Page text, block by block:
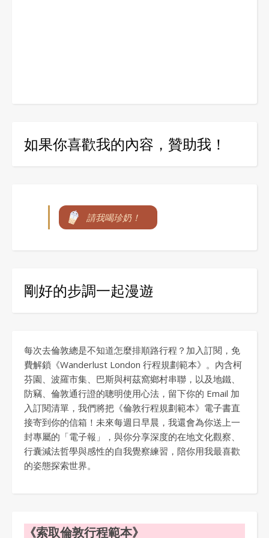
如果你喜歡我的內容，贊助我！
請我喝珍奶！
剛好的步調一起漫遊
每次去倫敦總是不知道怎麼排順路行程？加入訂閱，免
費解鎖《Wanderlust London 行程規劃範本》。內含柯
芬園、波羅市集、巴斯與柯茲窩鄉村串聯，以及地鐵、
防竊、倫敦通行證的聰明使用心法，留下你的 Email 加
入訂閱清單，我們將把《倫敦行程規劃範本》電子書直
接寄到你的信箱！未來每週日早晨，我還會為你送上一
封專屬的「電子報」，與你分享深度的在地文化觀察、
行囊減法哲學與感性的自我覺察練習，陪你用我最喜歡
的姿態探索世界。
《索取倫敦行程範本》